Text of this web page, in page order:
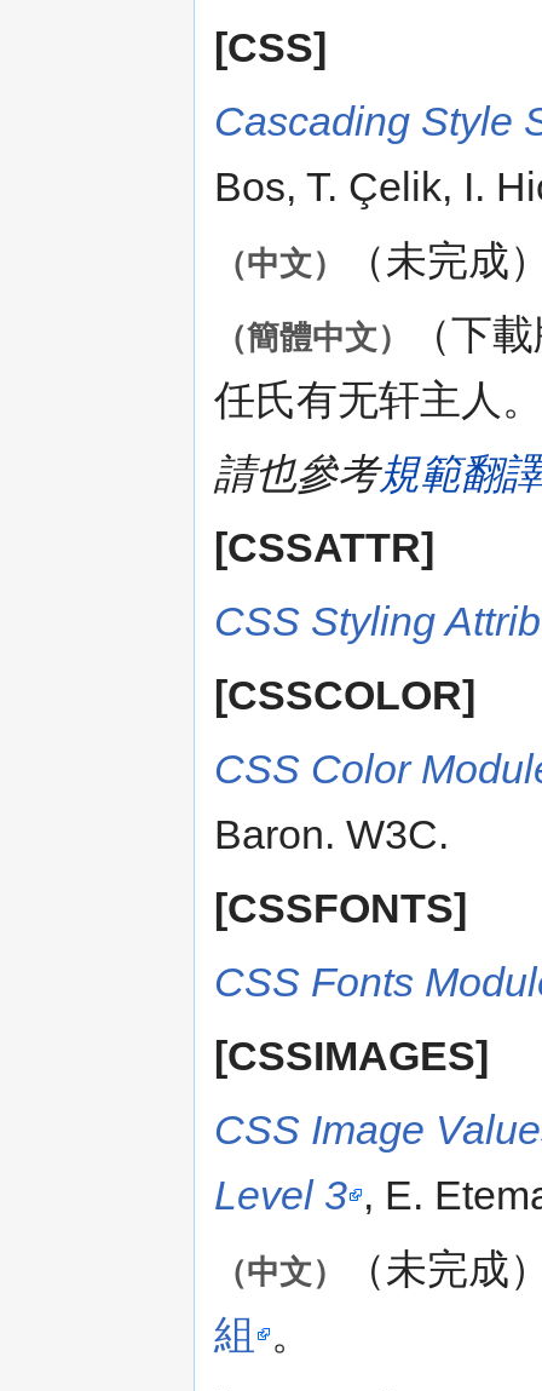
[CSS]
Cascading Style
Bos, T. Çelik, I.
（中文） （未完成
（簡體中文）
（下
任氏有无轩主人。
請也參考規範翻
[CSSATTR]
CSS Styling
[CSSCOLOR]
CSS Color
Baron. W3C.
[CSSFONTS]
CSS Fonts
[CSSIMAGES]
CSS Image
Level 3 , E.
（中文）
（未完成
組 。